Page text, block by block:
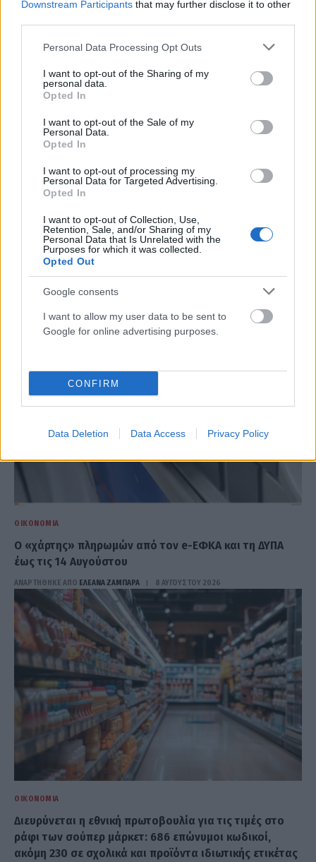
Downstream Participants that may further disclose it to other
Please note that this website/app uses one or more Google
not limited to your visit or usage behaviour. You may click to
grant or deny consent to Google and its third-party tags to
use your data for below specified purposes in below Google
consent section.
Personal Data Processing Opt Outs
I want to opt-out of the Sharing of my
personal data.
Opted In
I want to opt-out of the Sale of my
Personal Data.
Opted In
I want to opt-out of processing my
Personal Data for Targeted Advertising.
Opted In
I want to opt-out of Collection, Use,
Retention, Sale, and/or Sharing of my
Personal Data that Is Unrelated with the
Purposes for which it was collected.
Opted Out
Google consents
I want to allow my user data to be sent to
Google for online advertising purposes.
CONFIRM
Data Deletion Data Access Privacy Policy
– Ποιοι συνταξιούχοι θα δουν περισσότερα χρήματα
Μαγιόρκα: «Το Σόγιερ έχει φτάσει στα όριά του» –
Στους δρόμους οι κάτοικοι κατά του υπερτουρισμού
ΟΙΚΟΝΟΜΊΑ
Ο «χάρτης» πληρωμών από τον e-ΕΦΚΑ και τη ΔΥΠΑ
έως τις 14 Αυγούστου
ΑΝΑΡΤΗΘΗΚΕ ΑΠΟ ΕΛΕΑΝΑ ΖΑΜΠΑΡΑ 8 ΑΥΓΟΎΣΤΟΥ 2026
ΟΙΚΟΝΟΜΊΑ
Διευρύνεται η εθνική πρωτοβουλία για τις τιμές στο
ράφι των σούπερ μάρκετ: 686 επώνυμοι κωδικοί,
ακόμη 230 σε σχολικά και προϊόντα ιδιωτικής ετικέτας